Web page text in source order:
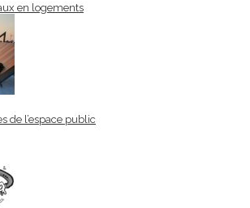
en logements
de l’espace public